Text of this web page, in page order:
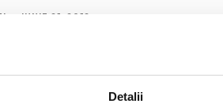
Detalii
IUNIE 21, 2012